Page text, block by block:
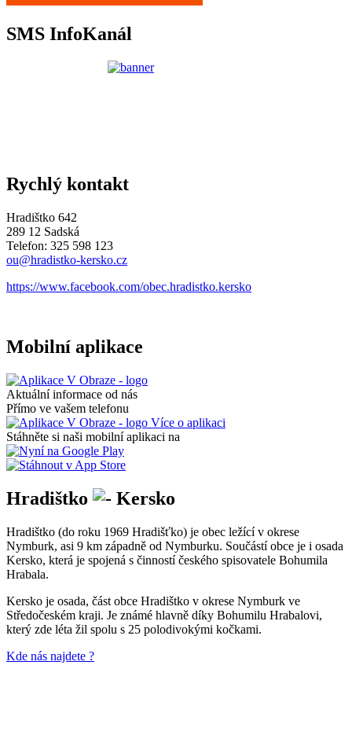
SMS InfoKanál
Rychlý kontakt
Hradištko 642
289 12 Sadská
Telefon: 325 598 123
ou@hradistko-kersko.cz
https://www.facebook.com/obec.hradistko.kersko
Mobilní aplikace
Aktuální informace od nás
Přímo ve vašem telefonu
Více o aplikaci
Stáhněte si naši mobilní aplikaci na
Hradištko Kersko
Hradištko (do roku 1969 Hradišťko) je obec ležící v okrese
Nymburk, asi 9 km západně od Nymburku. Součástí obce je i osada
Kersko, která je spojená s činností českého spisovatele Bohumila
Hrabala.
Kersko je osada, část obce Hradištko v okrese Nymburk ve
Středočeském kraji. Je známé hlavně díky Bohumilu Hrabalovi,
který zde léta žil spolu s 25 polodivokými kočkami.
Kde nás najdete ?